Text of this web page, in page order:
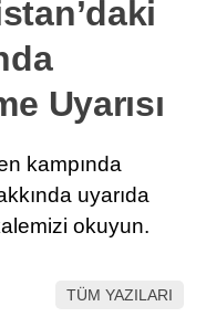
Uyarısı
kampında
uyarıda
okuyun.
TÜM YAZILARI